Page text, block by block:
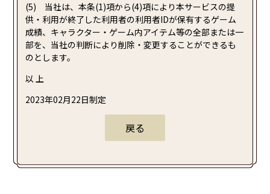
(5) 当社は、本条(1)項から(4)項により本サービスの提
供・利用が終了した利用者の利用者IDが保有するゲーム
成績、キャラクター・ゲーム内アイテム等の全部または一
部を、当社の判断により削除・変更することができるも
のとします。
以 上
2023年02月22日制定
戻る